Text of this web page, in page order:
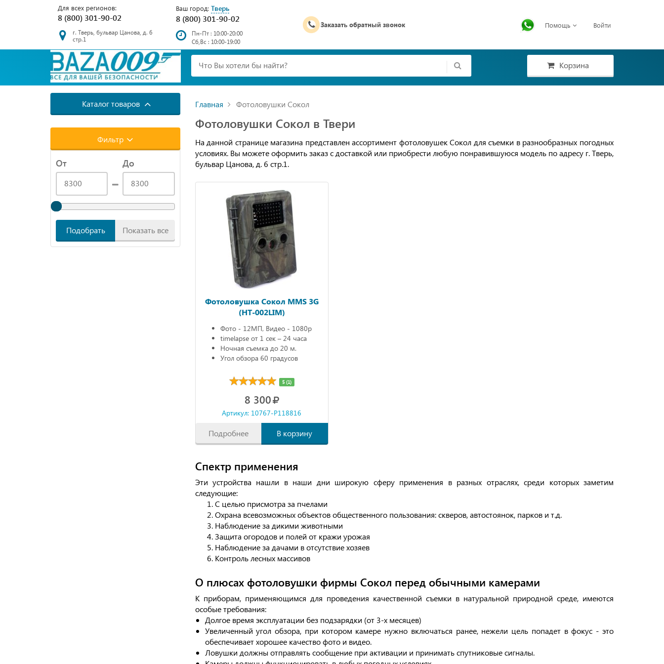
Для всех регионов:
8 (800) 301-90-02
Ваш город: Тверь
8 (800) 301-90-02
г. Тверь, бульвар Цанова, д. 6
стр.1
Пн-Пт : 10:00-20:00
Сб,Вс : 10:00-19:00
Заказать обратный звонок Помощь Войти
Корзина
Каталог товаров
Фильтр
От До
Подобрать Показать все
Главная Фотоловушки Сокол
Фотоловушки Сокол в Твери
На данной странице магазина представлен ассортимент фотоловушек Сокол для съемки в разнообразных погодных
условиях. Вы можете оформить заказ с доставкой или приобрести любую понравившуюся модель по адресу г. Тверь,
бульвар Цанова, д. 6 стр.1.
Фотоловушка Сокол MMS 3G
(HT-002LIM)
Фото - 12МП, Видео - 1080р
timelapse от 1 сек – 24 часа
Ночная съемка до 20 м.
Угол обзора 60 градусов
5 (1)
8 300
Артикул: 10767-P118816
Подробнее В корзину
Спектр применения
Эти устройства нашли в наши дни широкую сферу применения в разных отраслях, среди которых заметим
следующие:
С целью присмотра за пчелами
Охрана всевозможных объектов общественного пользования: скверов, автостоянок, парков и т.д.
Наблюдение за дикими животными
Защита огородов и полей от кражи урожая
Наблюдение за дачами в отсутствие хозяев
Контроль лесных массивов
О плюсах фотоловушки фирмы Сокол перед обычными камерами
К приборам, применяющимся для проведения качественной съемки в натуральной природной среде, имеются
особые требования:
Долгое время эксплуатации без подзарядки (от 3-х месяцев)
Увеличенный угол обзора, при котором камере нужно включаться ранее, нежели цель попадет в фокус - это
обеспечивает хорошее качество фото и видео.
Ловушки должны отправлять сообщение при активации и принимать спутниковые сигналы.